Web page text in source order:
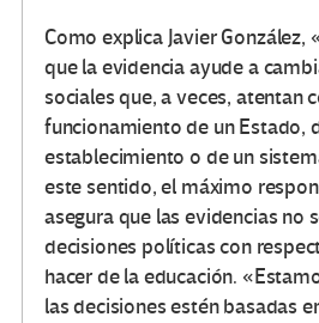
Como explica Javier González,
que la evidencia ayude a
sociales que, a veces, atentan
funcionamiento de un Estado,
establecimiento o de un
este sentido, el máximo
asegura que las evidencias no
decisiones políticas con
hacer de la educación.
las decisiones estén basadas